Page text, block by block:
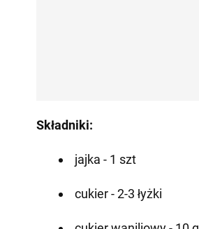
Składniki:
jajka - 1 szt
cukier - 2-3 łyżki